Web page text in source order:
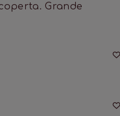
Grande